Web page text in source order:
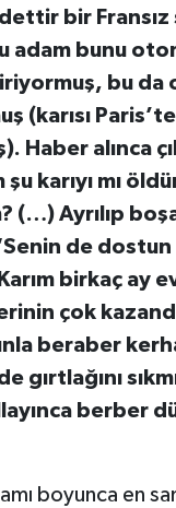
bir
adam bunu
bu da
(karısı
Haber alınca
karıyı mı
(…) Ayrılıp
de dostun
birkaç ay
çok
beraber
gırtlağını
berber
boyunca en